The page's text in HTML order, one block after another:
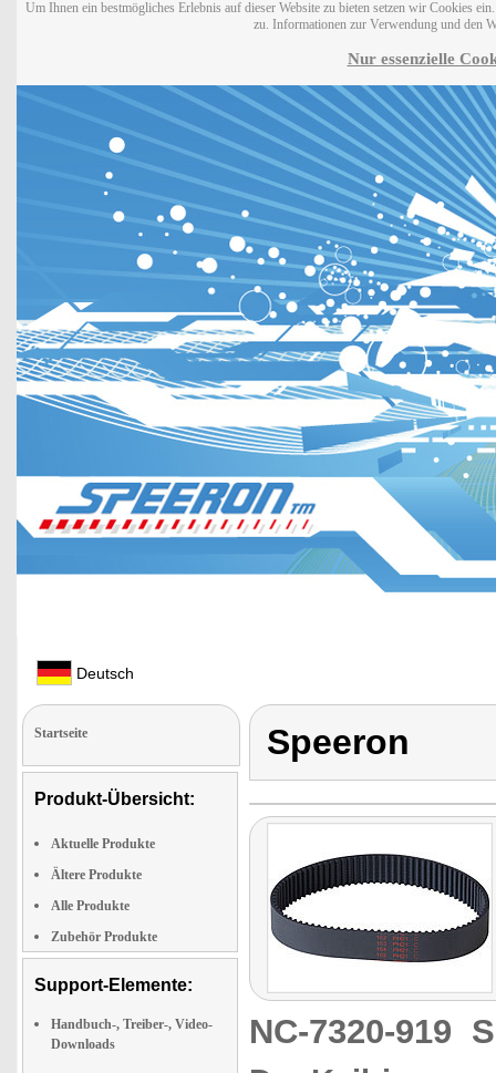
Um Ihnen ein bestmögliches Erlebnis auf dieser Website zu bieten setzen wir Cookies
zu. Informationen zur Verwendung und den
Nur essenzielle
Deutsch
Startseite
Produkt-Übersicht:
Aktuelle Produkte
Ältere Produkte
Alle Produkte
Zubehör Produkte
Support-Elemente:
Handbuch-, Treiber-, Video-
Downloads
Speeron
NC-7320-919